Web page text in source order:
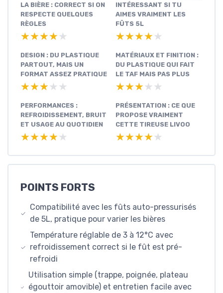
LA BIÈRE : CORRECT SI ON
RESPECTE QUELQUES
RÈGLES
★★★★★
★★★★★
INTÉRESSANT SI TU
AIMES VRAIMENT LES
FÛTS 5L
★★★★★
★★★★★
DESIGN : DU PLASTIQUE
PARTOUT, MAIS UN
FORMAT ASSEZ PRATIQUE
★★★★★
★★★★★
MATÉRIAUX ET FINITION :
DU PLASTIQUE QUI FAIT
LE TAF MAIS PAS PLUS
★★★★★
★★★★★
PERFORMANCES :
REFROIDISSEMENT, BRUIT
ET USAGE AU QUOTIDIEN
★★★★★
★★★★★
PRÉSENTATION : CE QUE
PROPOSE VRAIMENT
CETTE TIREUSE LIVOO
★★★★★
★★★★★
POINTS FORTS
Compatibilité avec les fûts auto-pressurisés
de 5L, pratique pour varier les bières
Température réglable de 3 à 12°C avec
refroidissement correct si le fût est pré-
refroidi
Utilisation simple (trappe, poignée, plateau
égouttoir amovible) et entretien facile avec